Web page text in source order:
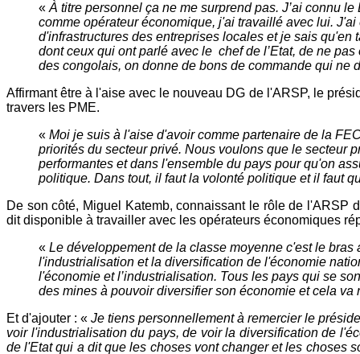
«À titre personnel ça ne me surprend pas. J’ai connu
comme opérateur économique, j'ai travaillé avec lui.
d'infrastructures des entreprises locales et je sais
dont ceux qui ont parlé avec le chef de l’Etat, de ne
des congolais, on donne de bons de commande qui ne
Affirmant être à l'aise avec le nouveau DG de l'ARSP, le
travers les PME.
« Moi je suis à l'aise d'avoir comme partenaire de la
priorités du secteur privé. Nous voulons que le secteur
performantes et dans l'ensemble du pays pour qu'on
politique. Dans tout, il faut la volonté politique et il faut
De son côté, Miguel Katemb, connaissant le rôle de l'ARSP
dit disponible à travailler avec les opérateurs économiques
« Le développement de la classe moyenne c'est le
l'industrialisation et la diversification de l'économie
l'économie et l’industrialisation. Tous les pays qui se
des mines à pouvoir diversifier son économie et cela
Et d'ajouter : « Je tiens personnellement à remercier le
voir l'industrialisation du pays, de voir la diversification de
de l'Etat qui a dit que les choses vont changer et les choses